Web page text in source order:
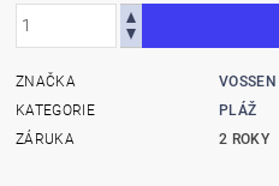
ZNAČKA
VOSSEN
KATEGORIE
PLÁŽ
ZÁRUKA
2 ROKY